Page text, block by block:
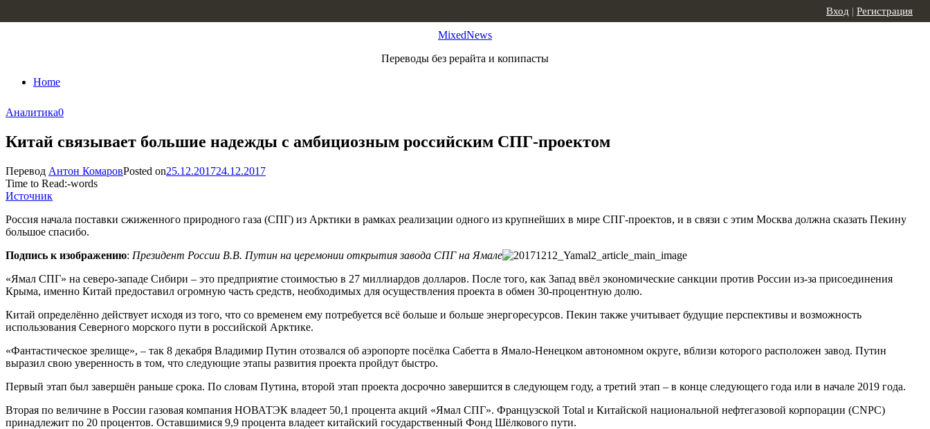
MixedNews
Переводы без рерайта и копипасты
Home
Вход | Регистрация
Аналитика0
Китай связывает большие надежды с амбициозным российским СПГ-проектом
Перевод Антон КомаровPosted on25.12.201724.12.2017
Time to Read:-words
Источник
Россия начала поставки сжиженного природного газа (СПГ) из Арктики в рамках реализации одного из крупнейших в мире СПГ-проектов, и в связи с этим Москва должна сказать Пекину
большое спасибо.
Подпись к изображению: Президент России В.В. Путин на церемонии открытия завода СПГ на Ямале
«Ямал СПГ» на северо-западе Сибири – это предприятие стоимостью в 27 миллиардов долларов. После того, как Запад ввёл экономические санкции против России из-за присоединения
Крыма, именно Китай предоставил огромную часть средств, необходимых для осуществления проекта в обмен 30-процентную долю.
Китай определённо действует исходя из того, что со временем ему потребуется всё больше и больше энергоресурсов. Пекин также учитывает будущие перспективы и возможность
использования Северного морского пути в российской Арктике.
«Фантастическое зрелище», – так 8 декабря Владимир Путин отозвался об аэропорте посёлка Сабетта в Ямало-Ненецком автономном округе, вблизи которого расположен завод. Путин
выразил свою уверенность в том, что следующие этапы развития проекта пройдут быстро.
Первый этап был завершён раньше срока. По словам Путина, второй этап проекта досрочно завершится в следующем году, а третий этап – в конце следующего года или в начале 2019 года.
Вторая по величине в России газовая компания НОВАТЭК владеет 50,1 процента акций «Ямал СПГ». Французской Total и Китайской национальной нефтегазовой корпорации (CNPC)
принадлежит по 20 процентов. Оставшимися 9,9 процента владеет китайский государственный Фонд Шёлкового пути.